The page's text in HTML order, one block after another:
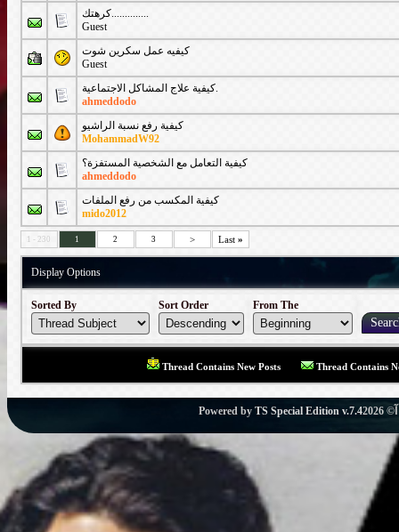
كرهتك..............
Guest
كيفيه عمل سكرين شوت
Guest
كيفية علاج المشاكل الاجتماعية.
ahmeddodo
كيفية رفع نسبة الراشيو
MohammadW92
كيفية التعامل مع الشخصية المستفزة؟
ahmeddodo
كيفية المكسب من رفع الملفات
mido2012
1 - 230 1 2 3 > Last »
Display Options
Sorted By Sort Order From The
Thread Contains New Posts Thread Contains
Powered by TS Special Edition v.7.4